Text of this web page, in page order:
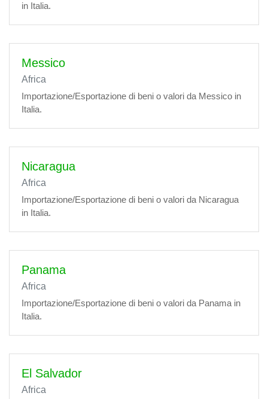
in Italia.
Messico
Africa
Importazione/Esportazione di beni o valori da Messico in
Italia.
Nicaragua
Africa
Importazione/Esportazione di beni o valori da Nicaragua
in Italia.
Panama
Africa
Importazione/Esportazione di beni o valori da Panama in
Italia.
El Salvador
Africa